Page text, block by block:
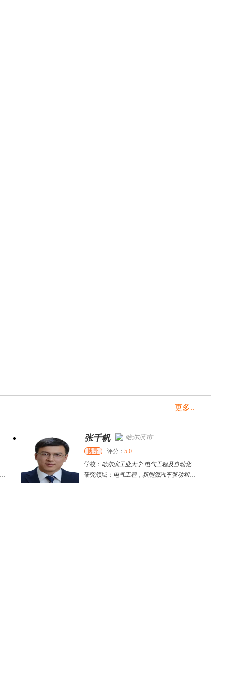
更多...
张千帆 哈尔滨市
博导 评分： 5.0
学校： 哈尔滨工业大学-电气工程及自动化学院
研究领域： 电气工程，新能源汽车驱动和充电
强宏杰 长沙市